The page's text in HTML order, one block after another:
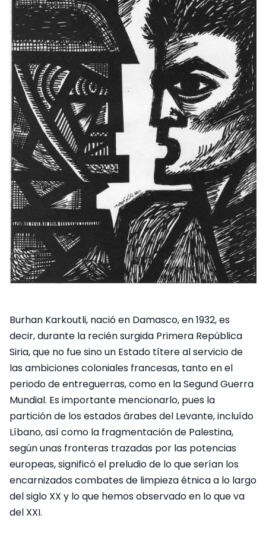
Burhan Karkoutli, nació en Damasco, en 1932, es
decir, durante la recién surgida Primera República
Siria, que no fue sino un Estado títere al servicio de
las ambiciones coloniales francesas, tanto en el
periodo de entreguerras, como en la Segund Guerra
Mundial. Es importante mencionarlo, pues la
partición de los estados árabes del Levante, incluído
Líbano, así como la fragmentación de Palestina,
según unas fronteras trazadas por las potencias
europeas, significó el preludio de lo que serían los
encarnizados combates de limpieza étnica a lo largo
del siglo XX y lo que hemos observado en lo que va
del XXI.